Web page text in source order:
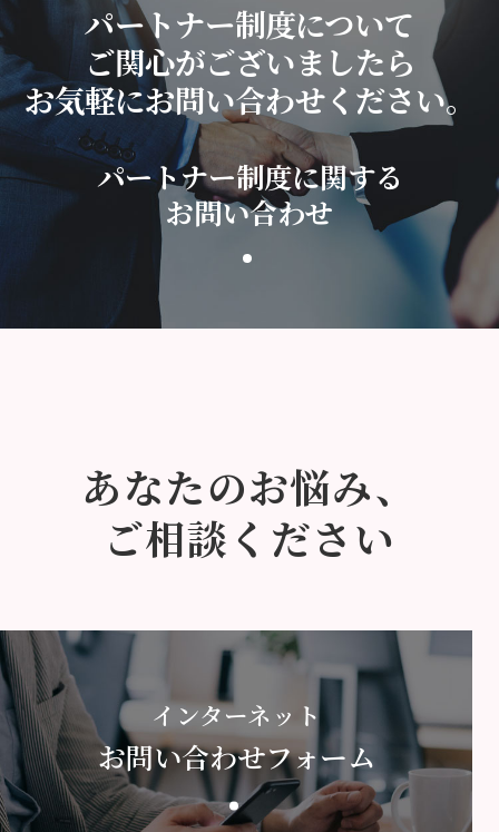
パートナー制度について
ご関心がございましたら
お気軽にお問い合わせください。
パートナー制度に関する
お問い合わせ
あなたのお悩み、
ご相談ください
インターネット
お問い合わせフォーム